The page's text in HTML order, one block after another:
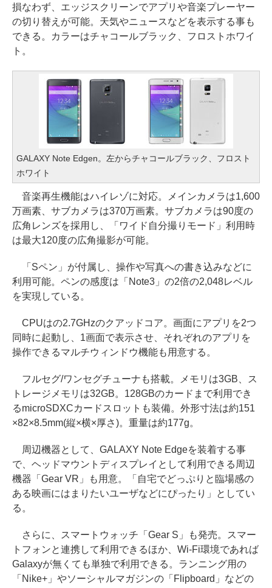
損なわず、エッジスクリーンでアプリや音楽プレーヤー
の切り替えが可能。天気やニュースなどを表示する事も
できる。カラーはチャコールブラック、フロストホワイ
ト。
GALAXY Note Edgen。左からチャコールブラック、フロスト
ホワイト
音楽再生機能はハイレゾに対応。メインカメラは1,600
万画素、サブカメラは370万画素。サブカメラは90度の
広角レンズを採用し、「ワイド自分撮りモード」利用時
は最大120度の広角撮影が可能。
「Sペン」が付属し、操作や写真への書き込みなどに
利用可能。ペンの感度は「Note3」の2倍の2,048レベル
を実現している。
CPUはの2.7GHzのクアッドコア。画面にアプリを2つ
同時に起動し、1画面で表示させ、それぞれのアプリを
操作できるマルチウィンドウ機能も用意する。
フルセグ/ワンセグチューナも搭載。メモリは3GB、ス
トレージメモリは32GB。128GBのカードまで利用でき
るmicroSDXCカードスロットも装備。外形寸法は約151
×82×8.5mm(縦×横×厚さ)。重量は約177g。
周辺機器として、GALAXY Note Edgeを装着する事
で、ヘッドマウントディスプレイとして利用できる周辺
機器「Gear VR」も用意。「自宅でどっぷりと臨場感の
ある映画にはまりたいユーザなどにぴったり」としてい
る。
さらに、スマートウォッチ「Gear S」も発売。スマー
トフォンと連携して利用できるほか、Wi-Fi環境であれば
Galaxyが無くても単独で利用できる。ランニング用の
「Nike+」やソーシャルマガジンの「Flipboard」などの